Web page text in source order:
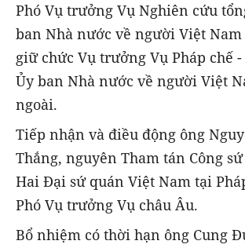
Phó Vụ trưởng Vụ Nghiên cứu
ban Nhà nước về người Việt
giữ chức Vụ trưởng Vụ Pháp chế
Ủy ban Nhà nước về người Việt
ngoài.
Tiếp nhận và điều động ông
Thắng, nguyên Tham tán Công
Hai Đại sứ quán Việt Nam tại
Phó Vụ trưởng Vụ châu Âu.
Bổ nhiệm có thời hạn ông Cung